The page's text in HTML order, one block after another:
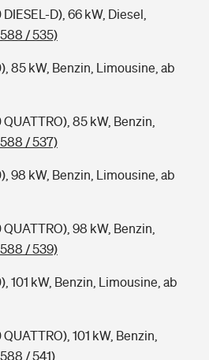
D), 66 kW, Diesel,
/ 535)
85 kW, Benzin, Limousine, ab
85 kW, Benzin,
/ 537)
98 kW, Benzin, Limousine, ab
98 kW, Benzin,
/ 539)
101 kW, Benzin, Limousine, ab
101 kW, Benzin,
/ 541)